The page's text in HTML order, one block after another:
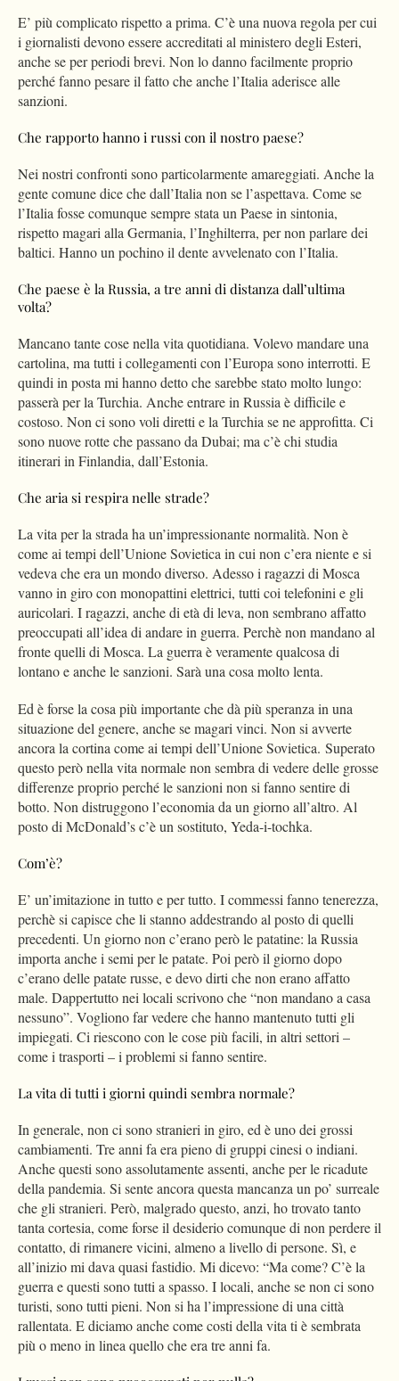
E’ più complicato rispetto a prima. C’è una nuova regola per cui
i giornalisti devono essere accreditati al ministero degli Esteri,
anche se per periodi brevi. Non lo danno facilmente proprio
perché fanno pesare il fatto che anche l’Italia aderisce alle
sanzioni.
Che rapporto hanno i russi con il nostro paese?
Nei nostri confronti sono particolarmente amareggiati. Anche la
gente comune dice che dall’Italia non se l’aspettava. Come se
l’Italia fosse comunque sempre stata un Paese in sintonia,
rispetto magari alla Germania, l’Inghilterra, per non parlare dei
baltici. Hanno un pochino il dente avvelenato con l’Italia.
Che paese è la Russia, a tre anni di distanza dall’ultima
volta?
Mancano tante cose nella vita quotidiana. Volevo mandare una
cartolina, ma tutti i collegamenti con l’Europa sono interrotti. E
quindi in posta mi hanno detto che sarebbe stato molto lungo:
passerà per la Turchia. Anche entrare in Russia è difficile e
costoso. Non ci sono voli diretti e la Turchia se ne approfitta. Ci
sono nuove rotte che passano da Dubai; ma c’è chi studia
itinerari in Finlandia, dall’Estonia.
Che aria si respira nelle strade?
La vita per la strada ha un’impressionante normalità. Non è
come ai tempi dell’Unione Sovietica in cui non c’era niente e si
vedeva che era un mondo diverso. Adesso i ragazzi di Mosca
vanno in giro con monopattini elettrici, tutti coi telefonini e gli
auricolari. I ragazzi, anche di età di leva, non sembrano affatto
preoccupati all’idea di andare in guerra. Perchè non mandano al
fronte quelli di Mosca. La guerra è veramente qualcosa di
lontano e anche le sanzioni. Sarà una cosa molto lenta.
Ed è forse la cosa più importante che dà più speranza in una
situazione del genere, anche se magari vinci. Non si avverte
ancora la cortina come ai tempi dell’Unione Sovietica. Superato
questo però nella vita normale non sembra di vedere delle grosse
differenze proprio perché le sanzioni non si fanno sentire di
botto. Non distruggono l’economia da un giorno all’altro. Al
posto di McDonald’s c’è un sostituto, Yeda-i-tochka.
Com’è?
E’ un’imitazione in tutto e per tutto. I commessi fanno tenerezza,
perchè si capisce che li stanno addestrando al posto di quelli
precedenti. Un giorno non c’erano però le patatine: la Russia
importa anche i semi per le patate. Poi però il giorno dopo
c’erano delle patate russe, e devo dirti che non erano affatto
male. Dappertutto nei locali scrivono che “non mandano a casa
nessuno”. Vogliono far vedere che hanno mantenuto tutti gli
impiegati. Ci riescono con le cose più facili, in altri settori –
come i trasporti – i problemi si fanno sentire.
La vita di tutti i giorni quindi sembra normale?
In generale, non ci sono stranieri in giro, ed è uno dei grossi
cambiamenti. Tre anni fa era pieno di gruppi cinesi o indiani.
Anche questi sono assolutamente assenti, anche per le ricadute
della pandemia. Si sente ancora questa mancanza un po’ surreale
che gli stranieri. Però, malgrado questo, anzi, ho trovato tanto
tanta cortesia, come forse il desiderio comunque di non perdere il
contatto, di rimanere vicini, almeno a livello di persone. Sì, e
all’inizio mi dava quasi fastidio. Mi dicevo: “Ma come? C’è la
guerra e questi sono tutti a spasso. I locali, anche se non ci sono
turisti, sono tutti pieni. Non si ha l’impressione di una città
rallentata. E diciamo anche come costi della vita ti è sembrata
più o meno in linea quello che era tre anni fa.